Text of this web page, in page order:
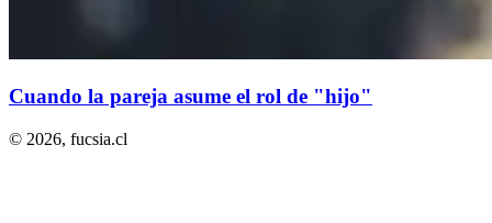
Cuando la pareja asume el rol de "hijo"
© 2026, fucsia.cl